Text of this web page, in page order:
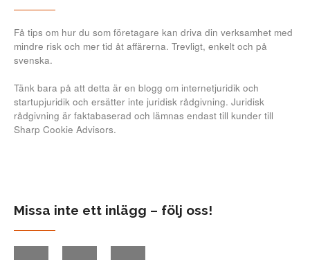
Få tips om hur du som företagare kan driva din verksamhet med
mindre risk och mer tid åt affärerna. Trevligt, enkelt och på
svenska.
Tänk bara på att detta är en blogg om internetjuridik och
startupjuridik och ersätter inte juridisk rådgivning. Juridisk
rådgivning är faktabaserad och lämnas endast till kunder till
Sharp Cookie Advisors.
Missa inte ett inlägg – följ oss!